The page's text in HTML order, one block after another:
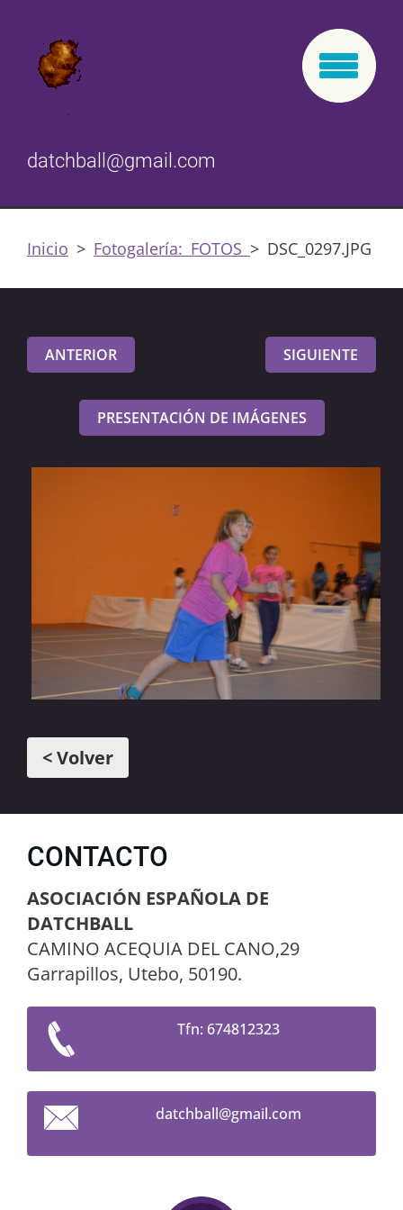
datchball@gmail.com
Inicio > Fotogalería: FOTOS > DSC_0297.JPG
ANTERIOR SIGUIENTE
PRESENTACIÓN DE IMÁGENES
< Volver
CONTACTO
ASOCIACIÓN ESPAÑOLA DE
DATCHBALL
CAMINO ACEQUIA DEL CANO,29
Garrapillos, Utebo, 50190.
Tfn: 674812323
datchball@gmail.com